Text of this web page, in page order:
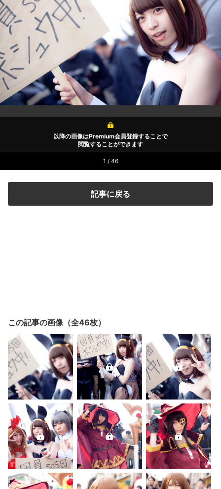
以降の画像はPremium会員登録することで
閲覧することができます
1 / 46
記事に戻る
この記事の画像（全46枚）